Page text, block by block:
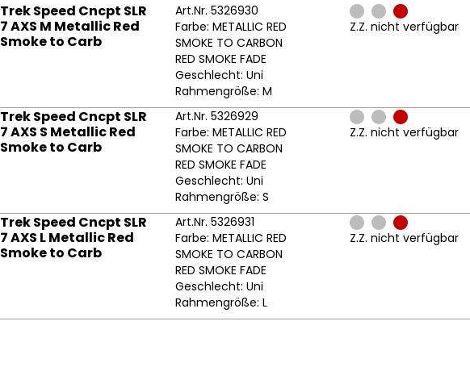
Trek Speed Cncpt SLR
7 AXS M Metallic Red
Smoke to Carb
Art.Nr. 5326930
Farbe: METALLIC RED
SMOKE TO CARBON
RED SMOKE FADE
Geschlecht: Uni
Rahmengröße: M
Z.Z. nicht verfügbar
Trek Speed Cncpt SLR
7 AXS S Metallic Red
Smoke to Carb
Art.Nr. 5326929
Farbe: METALLIC RED
SMOKE TO CARBON
RED SMOKE FADE
Geschlecht: Uni
Rahmengröße: S
Z.Z. nicht verfügbar
Trek Speed Cncpt SLR
7 AXS L Metallic Red
Smoke to Carb
Art.Nr. 5326931
Farbe: METALLIC RED
SMOKE TO CARBON
RED SMOKE FADE
Geschlecht: Uni
Rahmengröße: L
Z.Z. nicht verfügbar